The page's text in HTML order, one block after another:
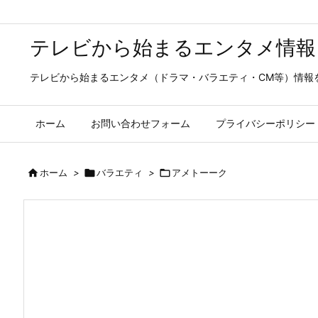
テレビから始まるエンタメ情報
テレビから始まるエンタメ（ドラマ・バラエティ・CM等）情報
ホーム お問い合わせフォーム プライバシーポリシー
ホーム > バラエティ > アメトーーク